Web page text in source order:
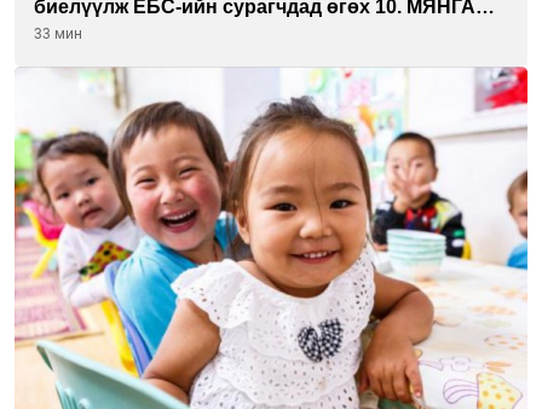
биелүүлж ЕБС-ийн сурагчдад өгөх 10. МЯНГАН
ШАТРАА хүлээн авчээ
33 мин